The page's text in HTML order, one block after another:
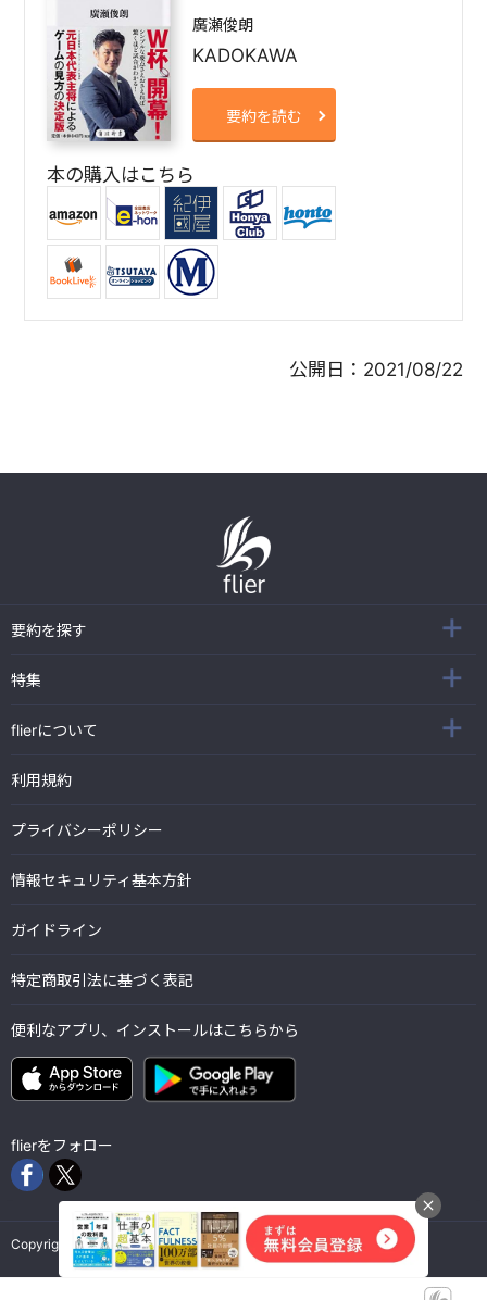
廣瀬俊朗
KADOKAWA
要約を読む
本の購入はこちら
公開日： 2021/08/22
要約を探す
特集
flierについて
利用規約
プライバシーポリシー
情報セキュリティ基本方針
ガイドライン
特定商取引法に基づく表記
便利なアプリ、インストールはこちらから
flierをフォロー
Copyright © Flier Inc. all rights reserved.